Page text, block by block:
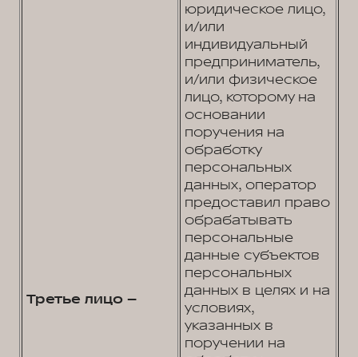
Третье лицо –
юридическое лицо,
и/или
индивидуальный
предприниматель,
и/или физическое
лицо, которому на
основании
поручения на
обработку
персональных
данных, оператор
предоставил право
обрабатывать
персональные
данные субъектов
персональных
данных в целях и на
условиях,
указанных в
поручении на